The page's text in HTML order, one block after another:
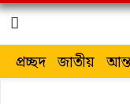
প্রচ্ছদ জাতীয়